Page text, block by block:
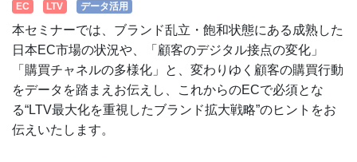
EC LTV データ活用
本セミナーでは、ブランド乱立・飽和状態にある成熟した
日本EC市場の状況や、「顧客のデジタル接点の変化」
「購買チャネルの多様化」と、変わりゆく顧客の購買行動
をデータを踏まえお伝えし、これからのECで必須とな
る“LTV最大化を重視したブランド拡大戦略”のヒントをお
伝えいたします。